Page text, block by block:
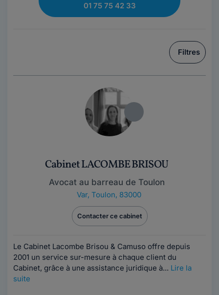
01 75 75 42 33
Filtres
Cabinet LACOMBE BRISOU
Avocat au barreau de Toulon
Var, Toulon, 83000
Contacter ce cabinet
Le Cabinet Lacombe Brisou & Camuso offre depuis
2001 un service sur-mesure à chaque client du
Cabinet, grâce à une assistance juridique à... Lire la
suite